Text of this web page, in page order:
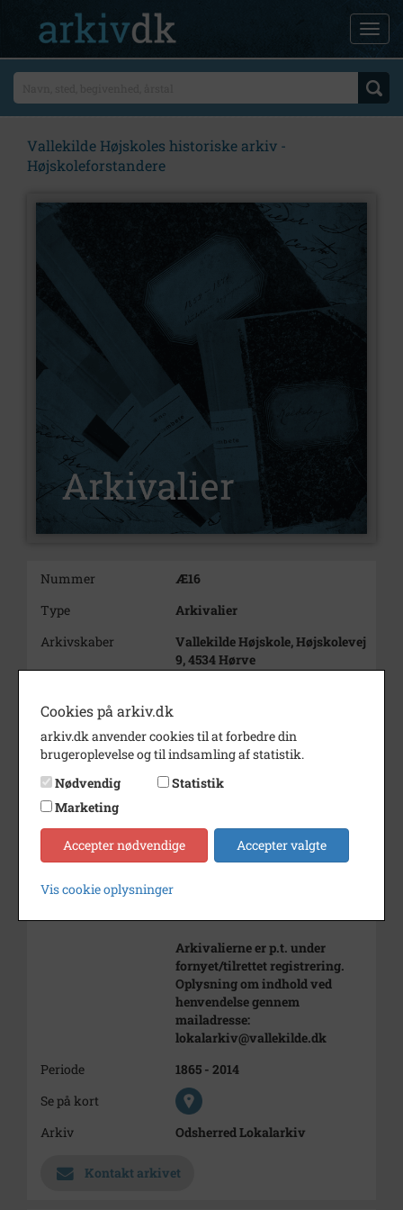
Vallekilde Højskoles historiske arkiv -
Højskoleforstandere
Nummer
Æ16
Type
Arkivalier
Arkivskaber
Vallekilde Højskole, Højskolevej
9, 4534 Hørve
Hele højskolens historiske
arkiv.
https://arkiv.dk/vis/311777
Født/stiftet
1865 /
Død/nedlagt
/
Bemærkning
Oplysninger om Vallekilde
Arkivalierne er p.t. under
fornyet/tilrettet registrering.
Oplysning om indhold ved
henvendelse gennem
mailadresse:
lokalarkiv@vallekilde.dk
Periode
1865 - 2014
Se på kort
Arkiv
Odsherred Lokalarkiv
Kontakt arkivet
Cookies på arkiv.dk
arkiv.dk anvender cookies til at forbedre din
brugeroplevelse og til indsamling af statistik.
Nødvendig
Statistik
Marketing
Accepter nødvendige Accepter valgte
Vis cookie oplysninger